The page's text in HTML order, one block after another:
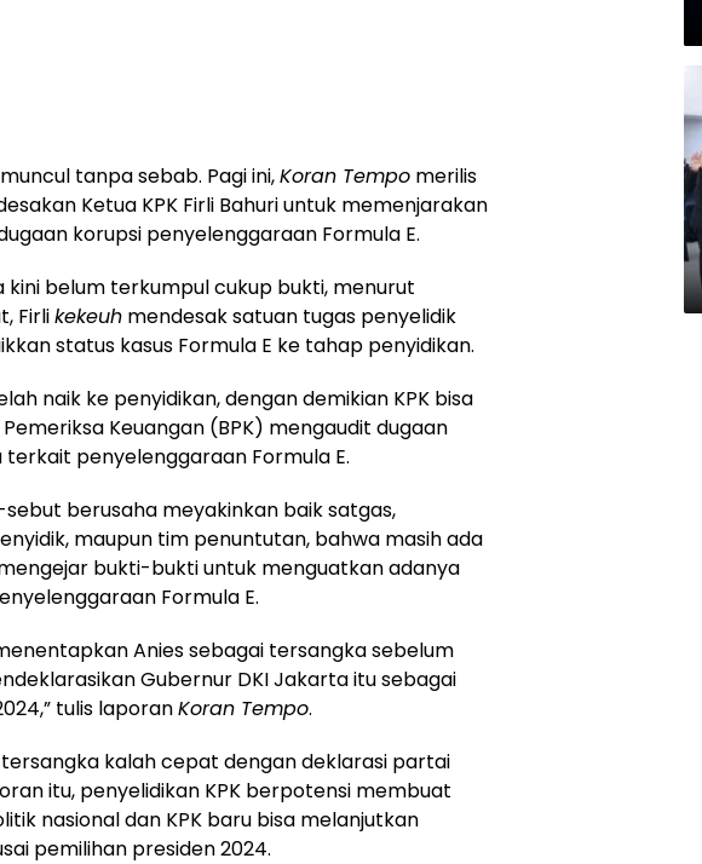
tanpa sebab. Pagi ini,Koran Tempo merilis
Ketua KPK Firli Bahuri untuk memenjarakan
korupsi penyelenggaraan Formula E.
kini belum terkumpul cukup bukti, menurut
Firlikekeuh mendesak satuan tugas penyelidik
status kasus Formula E ke tahap penyidikan.
naik ke penyidikan, dengan demikian KPK bisa
Keuangan (BPK) mengaudit dugaan
penyelenggaraan Formula E.
sebut berusaha meyakinkan baik satgas,
maupun tim penuntutan, bahwa masih ada
bukti-bukti untuk menguatkan adanya
Formula E.
Anies sebagai tersangka sebelum
Gubernur DKI Jakarta itu sebagai
tulis laporanKoran Tempo.
kalah cepat dengan deklarasi partai
itu, penyelidikan KPK berpotensi membuat
nasional dan KPK baru bisa melanjutkan
pemilihan presiden 2024.